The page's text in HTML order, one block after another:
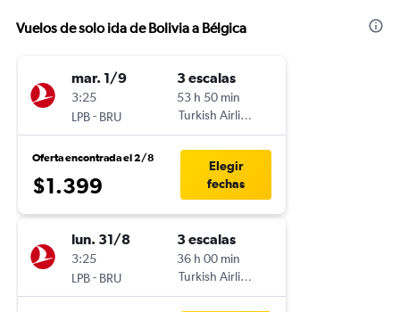
Vuelos de solo ida de Bolivia a Bélgica
mar. 1/9
3:25
LPB- BRU
3 escalas
53 h 50 min
Turkish Airlines
Oferta encontrada el 2/8
$1.399
Elegir
fechas
lun. 31/8
3:25
LPB- BRU
3 escalas
36 h 00 min
Turkish Airlines